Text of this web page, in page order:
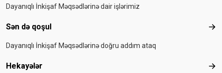
Dayanıqlı İnkişaf Məqsədlərinə dair işlərimiz
Sən də qoşul
Dayanıqlı İnkişaf Məqsədlərinə doğru addım ataq
Hekayələr